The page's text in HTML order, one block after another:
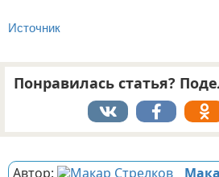
Источник
Понравилась статья?
Автор: